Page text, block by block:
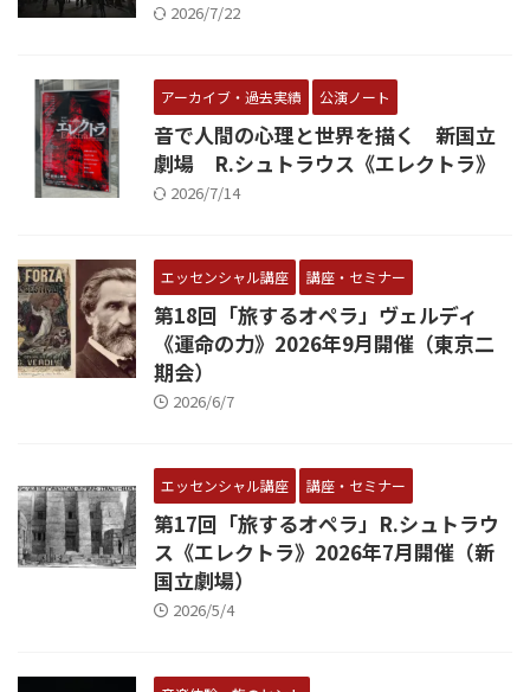
2026/7/22
アーカイブ・過去実績 公演ノート
音で人間の心理と世界を描く 新国立
劇場 R.シュトラウス《エレクトラ》
2026/7/14
エッセンシャル講座 講座・セミナー
第18回「旅するオペラ」ヴェルディ
《運命の力》2026年9月開催（東京二
期会）
2026/6/7
エッセンシャル講座 講座・セミナー
第17回「旅するオペラ」R.シュトラウ
ス《エレクトラ》2026年7月開催（新
国立劇場）
2026/5/4